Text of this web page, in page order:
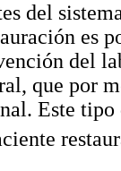
del
es
del
que por
Este